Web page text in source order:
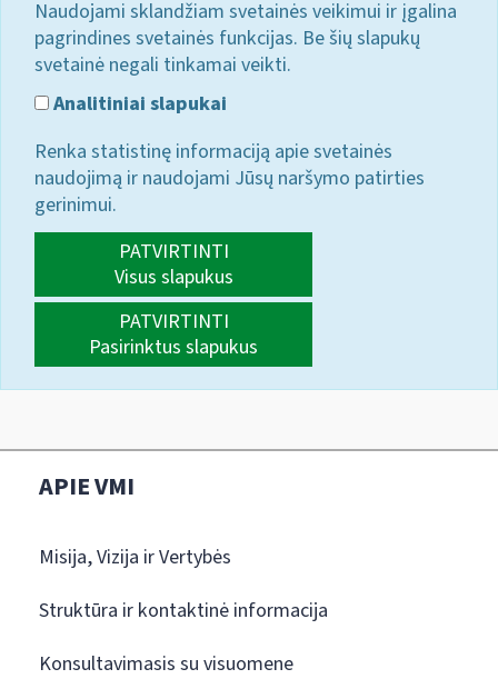
Naudojami sklandžiam svetainės veikimui ir įgalina
pagrindines svetainės funkcijas. Be šių slapukų
svetainė negali tinkamai veikti.
Analitiniai slapukai
Renka statistinę informaciją apie svetainės
naudojimą ir naudojami Jūsų naršymo patirties
gerinimui.
PATVIRTINTI
Visus slapukus
PATVIRTINTI
Pasirinktus slapukus
APIE VMI
Misija, Vizija ir Vertybės
Struktūra ir kontaktinė informacija
Konsultavimasis su visuomene